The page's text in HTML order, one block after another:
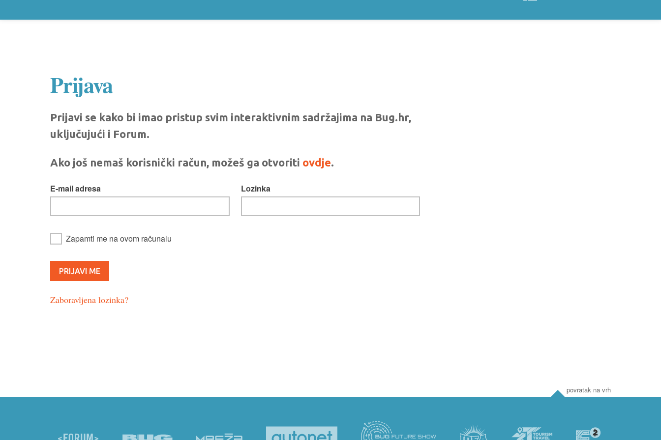
Prijava
Prijavi se kako bi imao pristup svim interaktivnim sadržajima na Bug.hr,
uključujući i Forum.
Ako još nemaš korisnički račun, možeš ga otvoriti ovdje.
E-mail adresa Lozinka
Zapamti me na ovom računalu
Zaboravljena lozinka?
povratak na vrh